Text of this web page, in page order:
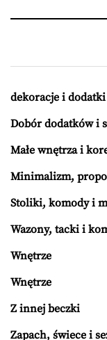
dekoracje i dodatki
Dobór dodatków i
Małe wnętrza i
Minimalizm,
Stoliki, komody i
Wazony, tacki i
Wnętrze
Wnętrze
Z innej beczki
Zapach, świece i